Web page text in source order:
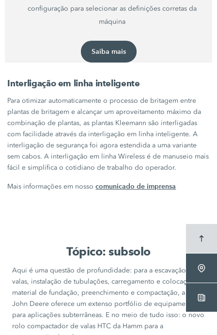
configuração para selecionar as definições corretas da
máquina
Saiba mais
Interligação em linha inteligente
Para otimizar automaticamente o processo de britagem entre
plantas de britagem e alcançar um aproveitamento máximo da
combinação de plantas, as plantas Kleemann são interligadas
com facilidade através da interligação em linha inteligente. A
interligação de segurança foi agora estendida a uma variante
sem cabos. A interligação em linha Wireless é de manuseio mais
fácil e simplifica o cotidiano de trabalho do operador.
Mais informações em nossocomunicado de imprensa
Tópico: subsolo
Aqui é uma questão de profundidade: para a escavação de
valas, instalação de tubulações, carregamento e colocação de
material de fundação, preenchimento e compactação, a
John Deere oferece um extenso portfólio de equipamentos
para aplicações subterrâneas. E no meio de tudo isso: o novo
rolo compactador de valas HTC da Hamm para a